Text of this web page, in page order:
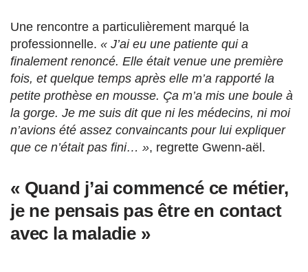
Une rencontre a particulièrement marqué la
professionnelle. « J’ai eu une patiente qui a
finalement renoncé. Elle était venue une première
fois, et quelque temps après elle m’a rapporté la
petite prothèse en mousse. Ça m’a mis une boule à
la gorge. Je me suis dit que ni les médecins, ni moi
n’avions été assez convaincants pour lui expliquer
que ce n’était pas fini… », regrette Gwenn-aël.
« Quand j’ai commencé ce métier,
je ne pensais pas être en contact
avec la maladie »